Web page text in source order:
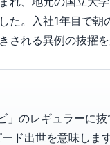
た。入社1年目で朝
される異例の抜擢
」のレギュラーに抜
ド出世を意味します